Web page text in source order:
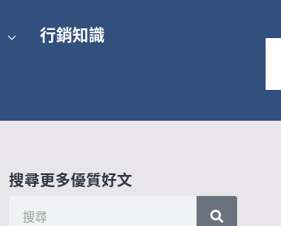
行銷知識
搜尋更多優質好文